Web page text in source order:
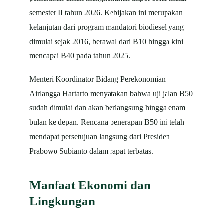
semester II tahun 2026. Kebijakan ini merupakan
kelanjutan dari program mandatori biodiesel yang
dimulai sejak 2016, berawal dari B10 hingga kini
mencapai B40 pada tahun 2025.​
Menteri Koordinator Bidang Perekonomian
Airlangga Hartarto menyatakan bahwa uji jalan B50
sudah dimulai dan akan berlangsung hingga enam
bulan ke depan. Rencana penerapan B50 ini telah
mendapat persetujuan langsung dari Presiden
Prabowo Subianto dalam rapat terbatas.​
Manfaat Ekonomi dan
Lingkungan